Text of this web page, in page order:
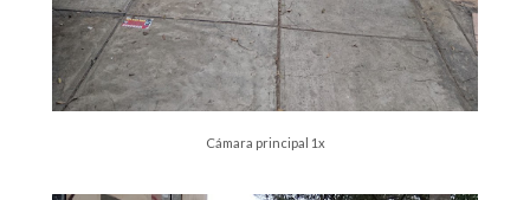
Cámara principal 1x